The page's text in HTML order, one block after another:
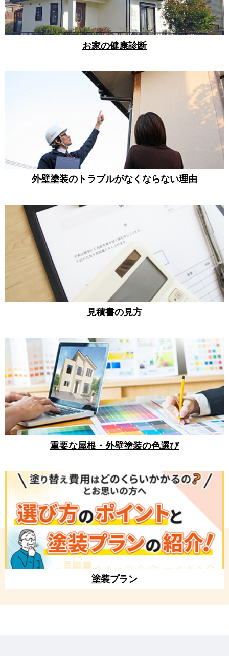
お家の健康診断
外壁塗装のトラブルがなくならない理由
見積書の見方
重要な屋根・外壁塗装の色選び
塗装プラン